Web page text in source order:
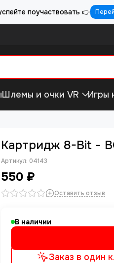
поучаствовать 👉
Шлемы и очки VR Игры
Картридж 8-Bit -
Артикул: 04143
550 ₽
Оставить отзыв
В наличии
Заказ в один